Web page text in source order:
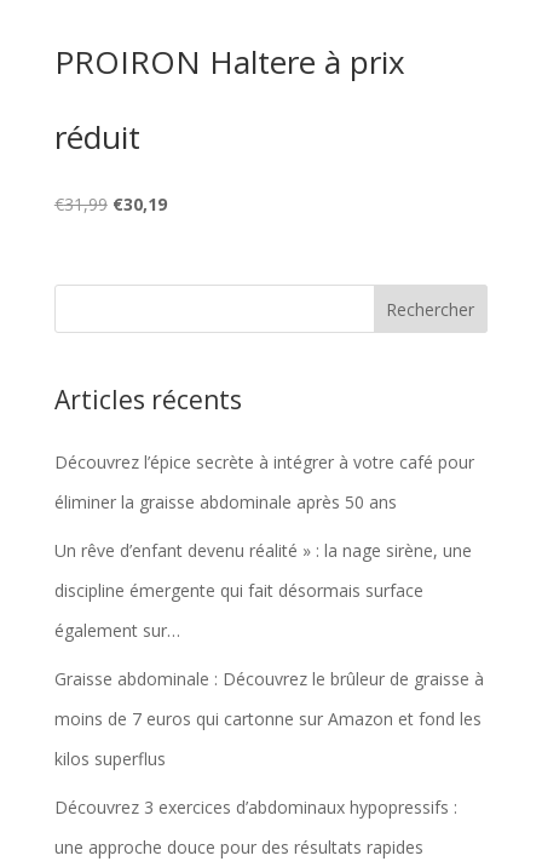
PROIRON Haltere à prix
réduit
€31,99 Le
était :
€30,19Le
est :
Articles récents
Découvrez l’épice secrète à intégrer à votre café pour
éliminer la graisse abdominale après 50 ans
Un rêve d’enfant devenu réalité » : la nage sirène, une
discipline émergente qui fait désormais surface
également sur…
Graisse abdominale : Découvrez le brûleur de graisse à
moins de 7 euros qui cartonne sur Amazon et fond les
kilos superflus
Découvrez 3 exercices d’abdominaux hypopressifs :
une approche douce pour des résultats rapides